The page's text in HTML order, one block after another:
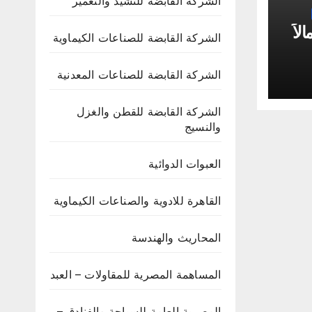
الشركة القابضة للصناعات الكيماوية
الشركة القابضة للصناعات المعدنية
الشركة القابضة للقطن والغزل
والنسيج
العبوات الدوائية
القاهرة للادوية والصناعات الكيماوية
المحاريث والهندسة
المساهمة المصرية للمقاولات – العبد